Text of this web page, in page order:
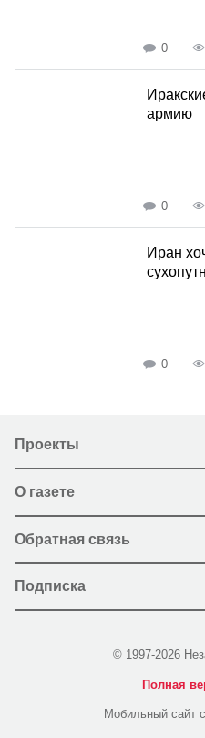
0
армию
0
Иран
0
Проекты
О газете
Обратная связь
Подписка
© 1997-2026
Полная
Мобильный сайт